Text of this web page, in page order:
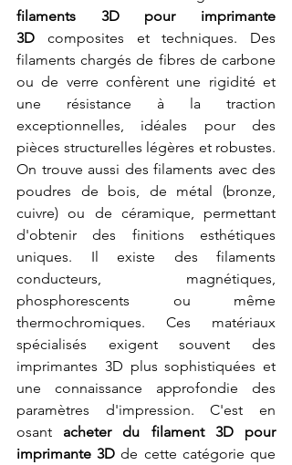
filaments 3D pour imprimante
3D composites et techniques. Des
filaments chargés de fibres de carbone
ou de verre confèrent une rigidité et
une résistance à la traction
exceptionnelles, idéales pour des
pièces structurelles légères et robustes.
On trouve aussi des filaments avec des
poudres de bois, de métal (bronze,
cuivre) ou de céramique, permettant
d'obtenir des finitions esthétiques
uniques. Il existe des filaments
conducteurs, magnétiques,
phosphorescents ou même
thermochromiques. Ces matériaux
spécialisés exigent souvent des
imprimantes 3D plus sophistiquées et
une connaissance approfondie des
paramètres d'impression. C'est en
osant acheter du filament 3D pour
imprimante 3D de cette catégorie que